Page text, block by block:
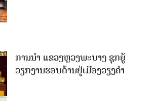
ການນຳ ແຂວງຫຼວງພະບາງ ຊຸກຍູ້
ວຽກງານຮອບດ້ານຢູ່ເມືອງວຽງຄໍາ